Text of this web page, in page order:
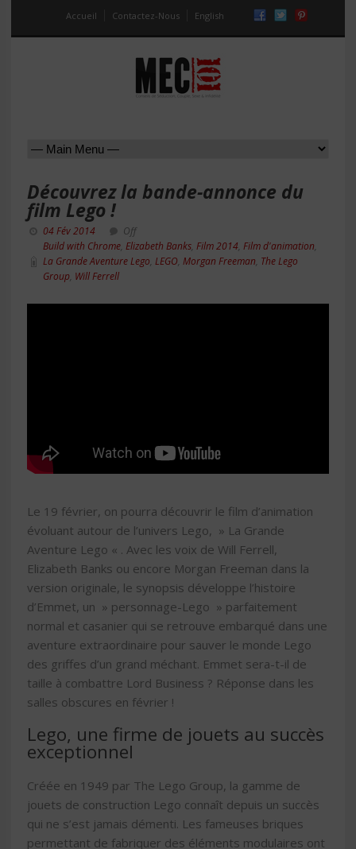
Accueil Contactez-Nous English
Découvrez la bande-annonce du
film Lego !
04 Fév 2014
Off
Build with Chrome Elizabeth Banks Film 2014 Film d'animation
La Grande Aventure Lego LEGO Morgan Freeman The Lego
Group Will Ferrell
Le 19 février, on pourra découvrir le film d’animation
évoluant autour de l’univers Lego, » La Grande
Aventure Lego « . Avec les voix de Will Ferrell,
Elizabeth Banks ou encore Morgan Freeman dans la
version originale, le synopsis développe l’histoire
d’Emmet, un » personnage-Lego » parfaitement
normal et casanier qui se retrouve embarqué dans une
aventure extraordinaire pour sauver le monde Lego
des griffes d’un grand méchant. Emmet sera-t-il de
taille à combattre Lord Business ? Réponse dans les
salles obscures en février !
Lego, une firme de jouets au succès
exceptionnel
Créée en 1949 par The Lego Group, la gamme de
jouets de construction Lego connaît depuis un succès
qui ne s’est jamais démenti. Les fameuses briques
permettant de fabriquer des éléments modulaires ont